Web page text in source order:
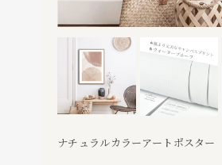
ナチュラルカラーアートポスター